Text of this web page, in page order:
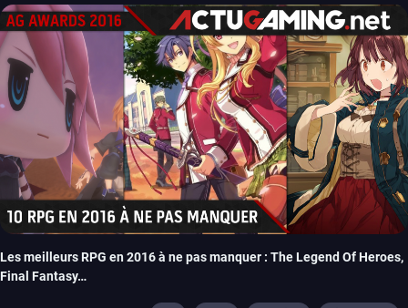
Les meilleurs RPG en 2016 à ne pas manquer : The Legend Of Heroes,
Final Fantasy…